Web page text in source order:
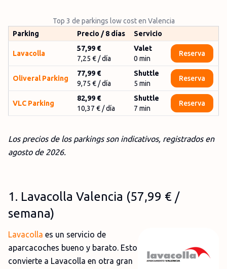
Top 3 de parkings low cost en Valencia
Parking
Precio / 8 días Servicio
Lavacolla
57,99 €
7,25 € / día
Valet
0 min
Reserva
Oliveral Parking
77,99 €
9,75 € / día
Shuttle
5 min
Reserva
VLC Parking
82,99 €
10,37 € / día
Shuttle
7 min
Reserva
Los precios de los parkings son indicativos, registrados en
agosto de 2026.
1. Lavacolla Valencia (57,99 € /
semana)
Lavacolla es un servicio de
aparcacoches bueno y barato. Esto
convierte a Lavacolla en otra gran